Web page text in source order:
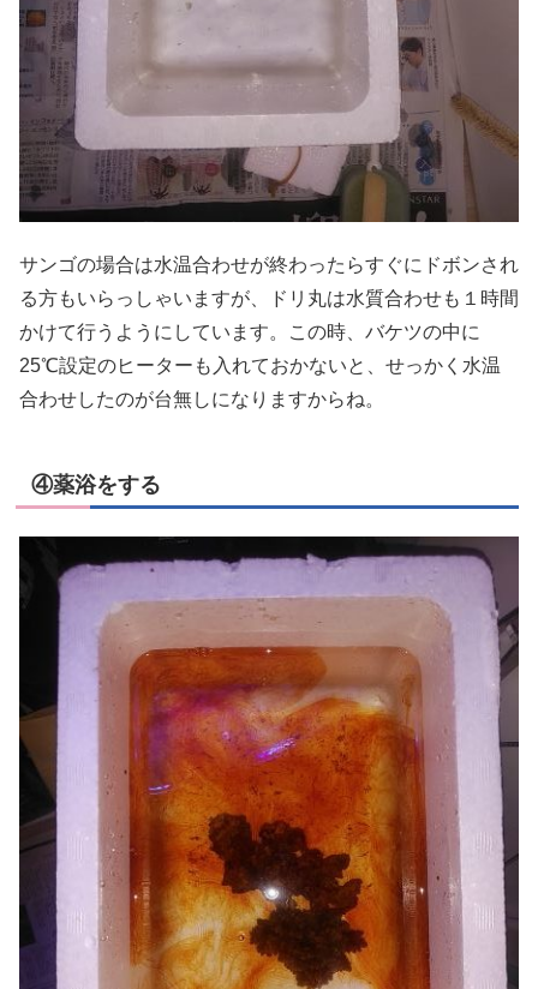
サンゴの場合は水温合わせが終わったらすぐにドボンされ
る方もいらっしゃいますが、ドリ丸は水質合わせも１時間
かけて行うようにしています。この時、バケツの中に
25℃設定のヒーターも入れておかないと、せっかく水温
合わせしたのが台無しになりますからね。
④薬浴をする